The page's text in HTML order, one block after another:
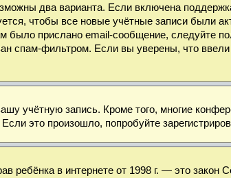
два варианта. Если включена
чтобы все новые учётные записи были
было прислано email-сообщение, следуйте
спам-фильтром. Если вы уверены, что
учётную запись. Кроме того, многие
это произошло, попробуйте
ребёнка в интернете от 1998 г. — это